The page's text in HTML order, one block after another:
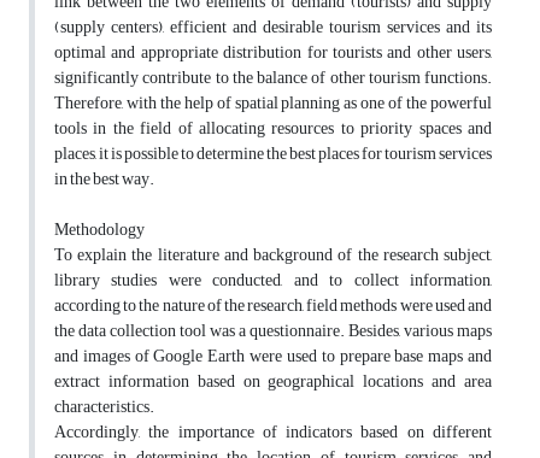
(supply centers), efficient and desirable tourism services and its
optimal and appropriate distribution for tourists and other users,
significantly contribute to the balance of other tourism functions.
Therefore, with the help of spatial planning as one of the powerful
tools in the field of allocating resources to priority spaces and
places, it is possible to determine the best places for tourism services
in the best way.
Methodology
To explain the literature and background of the research subject,
library studies were conducted, and to collect information,
according to the nature of the research, field methods were used and
the data collection tool was a questionnaire. Besides, various maps
and images of Google Earth were used to prepare base maps and
extract information based on geographical locations and area
characteristics.
Accordingly, the importance of indicators based on different